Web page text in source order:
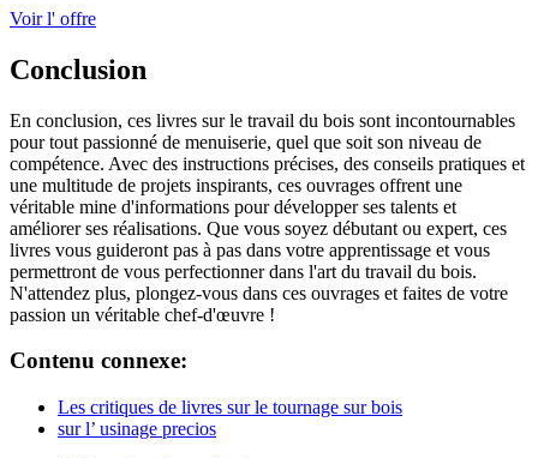
Voir l' offre
Conclusion
En conclusion, ces livres sur le travail du bois sont incontournables
pour tout passionné de menuiserie, quel que soit son niveau de
compétence. Avec des instructions précises, des conseils pratiques et
une multitude de projets inspirants, ces ouvrages offrent une
véritable mine d'informations pour développer ses talents et
améliorer ses réalisations. Que vous soyez débutant ou expert, ces
livres vous guideront pas à pas dans votre apprentissage et vous
permettront de vous perfectionner dans l'art du travail du bois.
N'attendez plus, plongez-vous dans ces ouvrages et faites de votre
passion un véritable chef-d'œuvre !
Contenu connexe:
Les critiques de livres sur le tournage sur bois
sur l’ usinage precios